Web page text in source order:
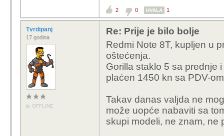
2 0 HVALA 1
Tvrdipanj
17 godina
OFFLINE
Re: Prije je bilo bolje
Redmi Note 8T, kupljen u
oštećenja.
Gorilla staklo 5 sa prednje
plaćen 1450 kn sa PDV-
Takav danas valjda ne
može uopće nabaviti sa
skupi modeli, ne znam, ne